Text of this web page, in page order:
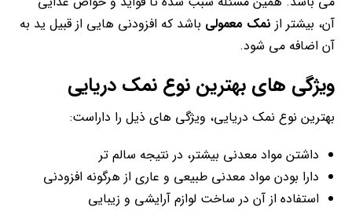
آن، بیشتر از نمک معمولی باشد که افزودنی هایی از قبیل ید به
آن اضافه می شود.
ویژگی های بهترین نوع نمک دریایی
بهترین نوع نمک دریایی، ویژگی های ذیل را داراست:
داشتن مواد معدنی بیشتر، در نتیجه سالم تر
دارا بودن مواد معدنی طبیعی و عاری از هرگونه افزودنی
استفاده از آن در ساخت لوازم آرایشی و زیبایی